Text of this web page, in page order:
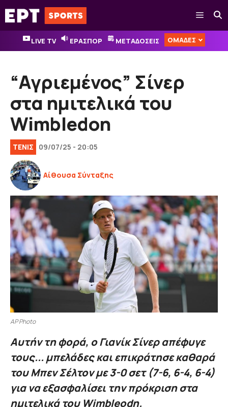
Μετάβαση
σε
περιεχόμενο
Μενού
LIVE TV ΕΡΑΣΠΟΡ ΜΕΤΑΔΟΣΕΙΣ ΟΜΑΔΕΣ
“Αγριεμένος” Σίνερ
στα ημιτελικά του
Wimbledon
ΤΕΝΙΣ 09/07/25 - 20:05
Αίθουσα Σύνταξης
AP Photo
Αυτήν τη φορά, ο Γιανίκ Σίνερ απέφυγε
τους... μπελάδες και επικράτησε καθαρά
του Μπεν Σέλτον με 3-0 σετ (7-6, 6-4, 6-4)
για να εξασφαλίσει την πρόκριση στα
ημιτελικά του Wimbleodn.